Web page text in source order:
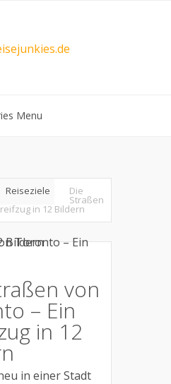
Menu
Reiseziele Die
Straßen
in 12 Bildern
von
– Ein
in 12
in einer Stadt